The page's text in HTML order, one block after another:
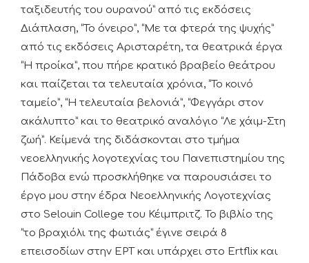
ταξιδευτής του ουρανού” από τις εκδόσεις
Διάπλαση, “Το όνειρο”, “Με τα φτερά της ψυχής”
από τις εκδόσεις Αρισταρέτη, τα θεατρικά έργα
“Η προίκα”, που πήρε κρατικό βραβείο θεάτρου
και παίζεται τα τελευταία χρόνια, “Το κοινό
ταμείο”, “Η τελευταία βελονιά”, “Φεγγάρι στον
ακάλυπτο” και το θεατρικό αναλόγιο “Λε χάιμ-Στη
ζωή”. Κείμενά της διδάσκονται στο τμήμα
νεοελληνικής λογοτεχνίας του Πανεπιστημίου της
Πάδοβα ενώ προσκλήθηκε να παρουσιάσει το
έργο μου στην έδρα Νεοελληνικής Λογοτεχνίας
στο Selouin College του Κέιμπριτζ. Το βιβλίο της
“το βραχιόλι της φωτιάς” έγινε σειρά 8
επεισοδίων στην ΕΡΤ και υπάρχει στο Ertflix και